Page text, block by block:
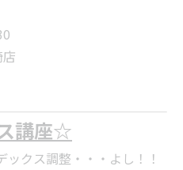
講座☆
クス調整・・・よし！！